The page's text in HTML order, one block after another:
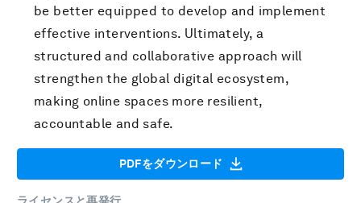
be better equipped to develop and implement
effective interventions. Ultimately, a
structured and collaborative approach will
strengthen the global digital ecosystem,
making online spaces more resilient,
accountable and safe.
PDFをダウンロード